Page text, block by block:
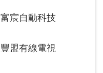
富宸自動科技
豐盟有線電視